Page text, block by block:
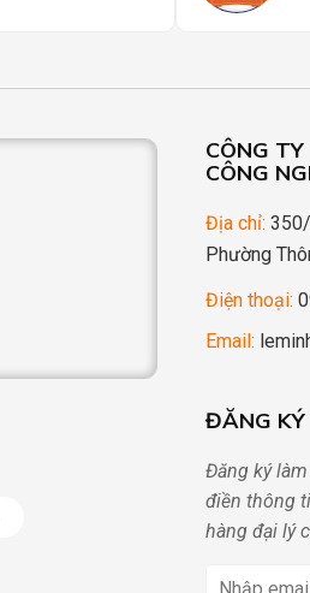
CÔNG
CÔNG
Địa chỉ:
Phường
Điện thoại:
Email:
ĐĂNG KÝ
Đăng ký
điền thông
hàng đại lý